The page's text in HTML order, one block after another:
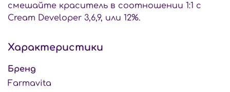
смешайте краситель в соотношении 1:1 с
Cream Developer 3,6,9, или 12%.
Характеристики
Бренд
Farmavita